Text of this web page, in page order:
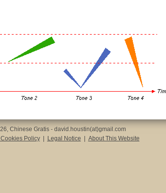
Chinese Gratis - david.houstin(at)gmail.com
Policy
Legal Notice About This Website